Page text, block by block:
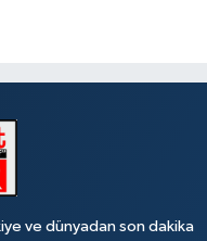
ve dünyadan son dakika